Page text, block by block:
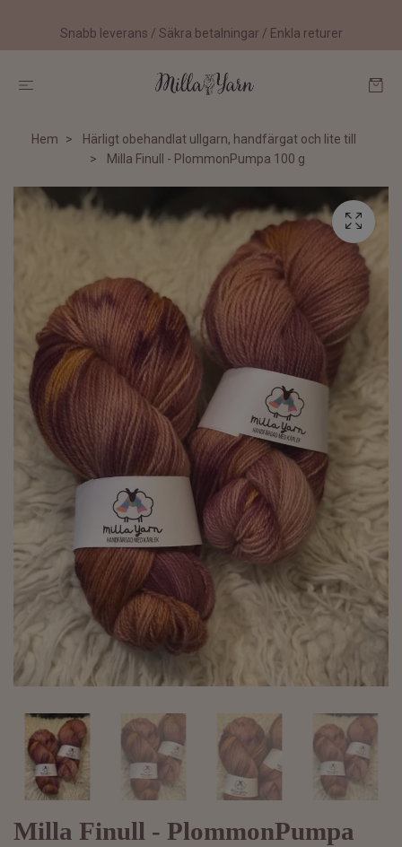
Snabb leverans / Säkra betalningar / Enkla returer
Hem
Härligt obehandlat ullgarn, handfärgat och lite till
Milla Finull - PlommonPumpa 100 g
Milla Finull - PlommonPumpa